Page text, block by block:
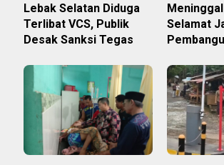
Lebak Selatan Diduga
Terlibat VCS, Publik
Desak Sanksi Tegas
Selamat